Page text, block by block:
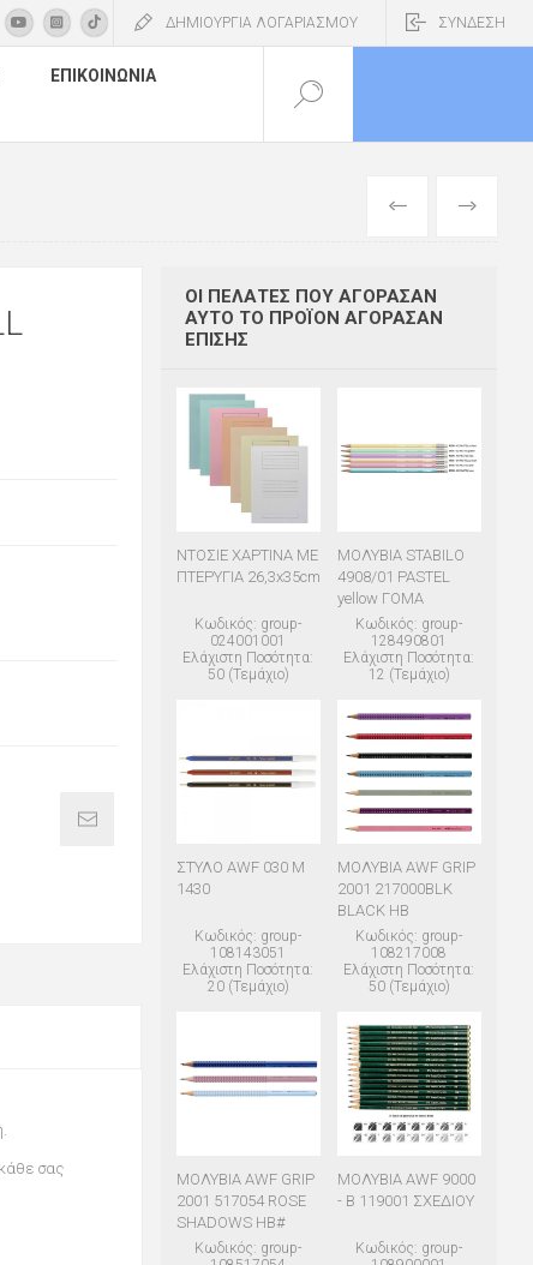
ΔΗΜΙΟΥΡΓΙΑ ΛΟΓΑΡΙΑΣΜΟΥ ΣΥΝΔΕΣΗ
ΕΠΙΚΟΙΝΩΝΊΑ
ΕΠΌΜΕΝΟ
σας
ΟΙ ΠΕΛΆΤΕΣ ΠΟΥ ΑΓΌΡΑΣΑΝ
ΑΥΤΌ ΤΟ ΠΡΟΪΌΝ ΑΓΌΡΑΣΑΝ
ΕΠΊΣΗΣ
ΝΤΟΣΙΕ ΧΑΡΤΙΝΑ ΜΕ
ΠΤΕΡΥΓΙΑ 26,3x35cm
Κωδικός: group-
024001001
Ελάχιστη Ποσότητα:
50 (Τεμάχιο)
ΜΟΛΥΒΙΑ STABILO
4908/01 PASTEL
yellow ΓΟΜΑ
Κωδικός: group-
128490801
Ελάχιστη Ποσότητα:
12 (Τεμάχιο)
ΣΤΥΛΟ AWF 030 M
1430
Κωδικός: group-
108143051
Ελάχιστη Ποσότητα:
20 (Τεμάχιο)
ΜΟΛΥΒΙΑ AWF GRIP
2001 217000BLK
BLACK HB
Κωδικός: group-
108217008
Ελάχιστη Ποσότητα:
50 (Τεμάχιο)
ΜΟΛΥΒΙΑ AWF GRIP
2001 517054 ROSE
SHADOWS HB#
Κωδικός: group-
ΜΟΛΥΒΙΑ AWF 9000
- B 119001 ΣΧΕΔΙΟΥ
Κωδικός: group-